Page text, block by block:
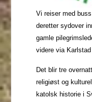
Vi reiser med
deretter sydover
gamle
videre via
Det blir tre
religiøst og
katolsk historie i